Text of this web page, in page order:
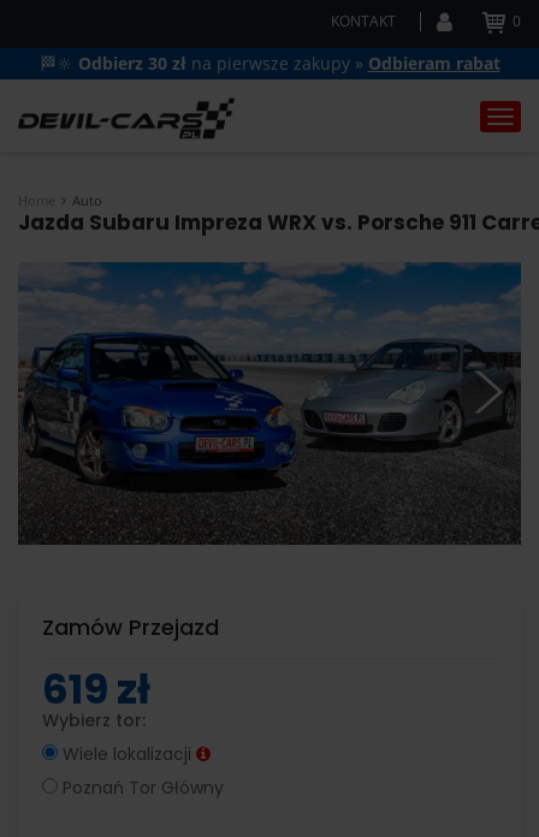
KONTAKT 0
🏁🔆 Odbierz 30 zł na pierwsze zakupy » Odbieram rabat
Home Auto
Jazda Subaru Impreza WRX vs. Porsche 911
Zamów Przejazd
619 zł
Wybierz tor:
Wiele lokalizacji
Poznań Tor Główny